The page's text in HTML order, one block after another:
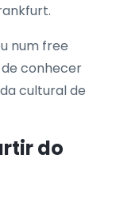
num free
conhecer
cultural de
do